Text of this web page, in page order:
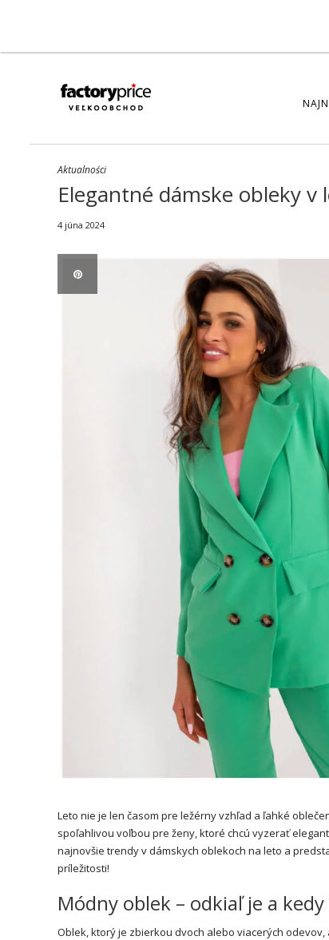
Aktualności
Elegantné dámske obleky v
4 júna 2024
Leto nie je len časom pre ležérny vzhľad a ľahké
spoľahlivou voľbou pre ženy, ktoré chcú vyzerať
najnovšie trendy v dámskych oblekoch na leto a
príležitosti!
Módny oblek – odkiaľ je a
Oblek, ktorý je zbierkou dvoch alebo viacerých odevov,